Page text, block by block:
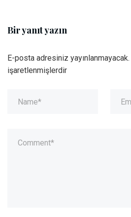
Bir yanıt yazın
E-posta adresiniz yayınlanmayacak.
işaretlenmişlerdir